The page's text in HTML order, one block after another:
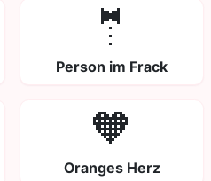
🤵
Person im Frack
🧡
Oranges Herz